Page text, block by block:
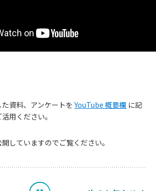
資料、アンケートをYouTube 概要欄 に記
用ください。
開していますのでご覧ください。
お
ら
せ